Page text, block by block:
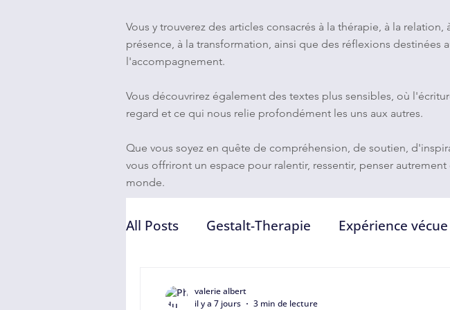
Vous y trouverez des articles consacrés à la thérapie, à la
présence, à la transformation, ainsi que des réflexions destinées
l'accompagnement.
Vous découvrirez également des textes plus sensibles, où
regard et ce qui nous relie profondément les uns aux autres.
Que vous soyez en quête de compréhension, de soutien,
vous offriront un espace pour ralentir, ressentir, penser
monde.
All Posts Gestalt-Therapie Expérience
valerie albert
il y a 7 jours
3 min de lecture